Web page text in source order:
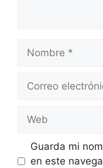
Nombre
Correo
Web
Guarda mi
en este